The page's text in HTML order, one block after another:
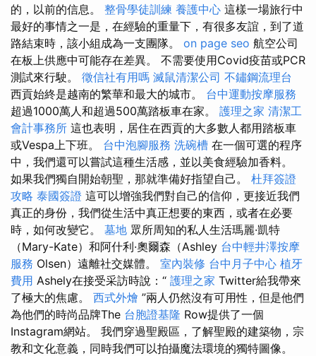
的，以前的信息。 整骨學徒訓練 養護中心 這樣一場旅行中
最好的事情之一是，在經驗的重量下，有很多友誼，到了道
路結束時，該小組成為一支團隊。 on page seo 航空公司
在板上供應中可能存在差異。 不需要使用Covid疫苗或PCR
測試來行駛。 徵信社有用嗎 滅鼠清潔公司 不鏽鋼流理台
西貢始終是越南的繁華和最大的城市。 台中運動按摩服務
超過1000萬人和超過500萬踏板車在家。 護理之家 清潔工
會計事務所 這也表明，居住在西貢的大多數人都用踏板車
或Vespa上下班。 台中泡腳服務 洗碗槽 在一個可選的程序
中，我們還可以嘗試這種生活感，並以美食經驗加香料。
如果我們獨自開始朝聖，那就準備好指望自己。 杜拜簽證
攻略 泰國簽證 這可以增強我們對自己的信仰，更接近我們
真正的身份，我們從生活中真正想要的東西，或者在必要
時，如何改變它。 墓地 眾所周知的私人生活瑪麗·凱特
（Mary-Kate）和阿什利·奧爾森（Ashley 台中輕井澤按摩
服務 Olsen）遠離社交媒體。 室內裝修 台中月子中心 植牙
費用 Ashely在接受采訪時說：“ 護理之家 Twitter給我帶來
了極大的焦慮。 西式外燴 ”兩人仍然沒有可用性，但是他們
為他們的時尚品牌The 台胞證基隆 Row提供了一個
Instagram網站。 我們穿過聖殿區，了解聖殿的建築物，宗
教和文化意義，同時我們可以拍攝魔法環境的獨特圖像。